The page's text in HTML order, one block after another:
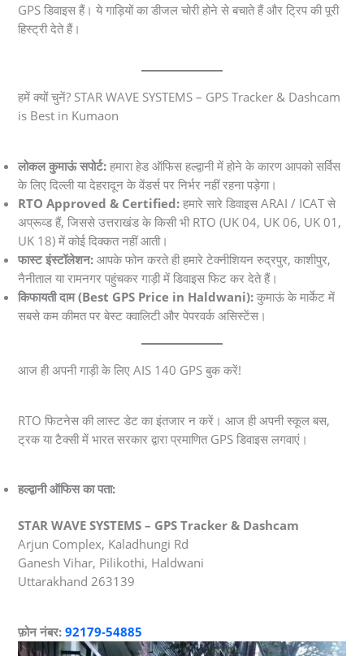
GPS डिवाइस हैं। ये गाड़ियों का डीजल चोरी होने से बचाते हैं और ट्रिप की पूरी
हिस्ट्री देते हैं।
हमें क्यों चुनें? STAR WAVE SYSTEMS – GPS Tracker & Dashcam
is Best in Kumaon
लोकल कुमाऊं सपोर्ट: हमारा हेड ऑफिस हल्द्वानी में होने के कारण आपको सर्विस
के लिए दिल्ली या देहरादून के वेंडर्स पर निर्भर नहीं रहना पड़ेगा।
RTO Approved & Certified: हमारे सारे डिवाइस ARAI / ICAT से
अप्रूव्ड हैं, जिससे उत्तराखंड के किसी भी RTO (UK 04, UK 06, UK 01,
UK 18) में कोई दिक्कत नहीं आती।
फास्ट इंस्टॉलेशन: आपके फोन करते ही हमारे टेक्नीशियन रुद्रपुर, काशीपुर,
नैनीताल या रामनगर पहुंचकर गाड़ी में डिवाइस फिट कर देते हैं।
किफायती दाम (Best GPS Price in Haldwani): कुमाऊं के मार्केट में
सबसे कम कीमत पर बेस्ट क्वालिटी और पेपरवर्क असिस्टेंस।
आज ही अपनी गाड़ी के लिए AIS 140 GPS बुक करें!
RTO फिटनेस की लास्ट डेट का इंतजार न करें। आज ही अपनी स्कूल बस,
ट्रक या टैक्सी में भारत सरकार द्वारा प्रमाणित GPS डिवाइस लगवाएं।
हल्द्वानी ऑफिस का पता:
STAR WAVE SYSTEMS – GPS Tracker & Dashcam
Arjun Complex, Kaladhungi Rd
Ganesh Vihar, Pilikothi, Haldwani
Uttarakhand 263139
फ़ोन नंबर: 92179-54885